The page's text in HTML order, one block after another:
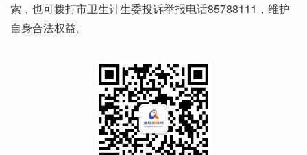
索，也可拨打市卫生计生委投诉举报电话85788111，维护
自身合法权益。